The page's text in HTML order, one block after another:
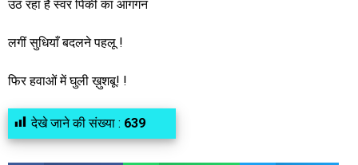
उठ रहा है स्वर पिकी का आगगन
लगीं सुधियाँ बदलने पहलू !
फिर हवाओं में घुली ख़ुशबू! !
देखे जाने की संख्या : 639